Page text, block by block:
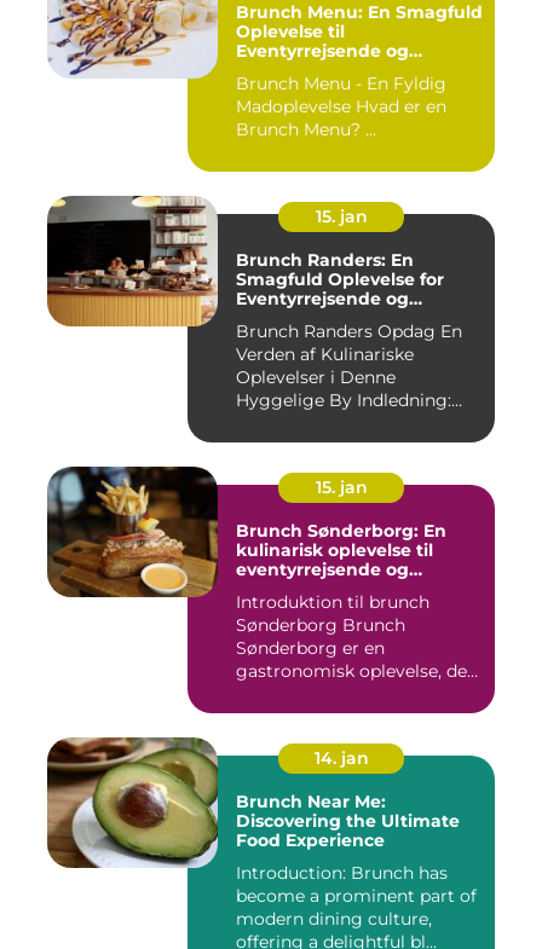
Brunch Menu: En Smagfuld
Oplevelse til
Eventyrrejsende og
Brunch Menu - En Fyldig
Madoplevelse Hvad er en
Brunch Menu? ...
15. jan
Brunch Randers: En
Smagfuld Oplevelse for
Eventyrrejsende og
Brunch Randers Opdag En
Verden af Kulinariske
Oplevelser i Denne
Hyggelige By Indledning:
15. jan
Brunch Sønderborg: En
kulinarisk oplevelse til
eventyrrejsende og
Introduktion til brunch
Sønderborg Brunch
Sønderborg er en
gastronomisk oplevelse, der
14. jan
Brunch Near Me:
Discovering the Ultimate
Food Experience
Introduction: Brunch has
become a prominent part of
modern dining culture,
offering a delightful bl...